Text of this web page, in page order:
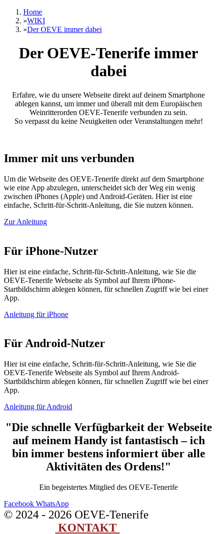
Home
»WIKI
»Der OEVE immer dabei
Der OEVE-Tenerife immer
dabei
Erfahre, wie du unsere Webseite direkt auf deinem Smartphone
ablegen kannst, um immer und überall mit dem Europäischen
Weinritterorden OEVE-Tenerife verbunden zu sein.
So verpasst du keine Neuigkeiten oder Veranstaltungen mehr!
Immer mit uns verbunden
Um die Webseite des OEVE-Tenerife direkt auf dem Smartphone
wie eine App abzulegen, unterscheidet sich der Weg ein wenig
zwischen iPhones (Apple) und Android-Geräten. Hier ist eine
einfache, Schritt-für-Schritt-Anleitung, die Sie nutzen können.
Zur Anleitung
Für iPhone-Nutzer
Hier ist eine einfache, Schritt-für-Schritt-Anleitung, wie Sie die
OEVE-Tenerife Webseite als Symbol auf Ihrem iPhone-
Startbildschirm ablegen können, für schnellen Zugriff wie bei einer
App.
Anleitung für iPhone
Für Android-Nutzer
Hier ist eine einfache, Schritt-für-Schritt-Anleitung, wie Sie die
OEVE-Tenerife Webseite als Symbol auf Ihrem Android-
Startbildschirm ablegen können, für schnellen Zugriff wie bei einer
App.
Anleitung für Android
"Die schnelle Verfügbarkeit der Webseite
auf meinem Handy ist fantastisch – ich
bin immer bestens informiert über alle
Aktivitäten des Ordens!"
Ein begeistertes Mitglied des OEVE-Tenerife
Facebook WhatsApp
© 2024 - 2026 OEVE-Tenerife
KONTAKT